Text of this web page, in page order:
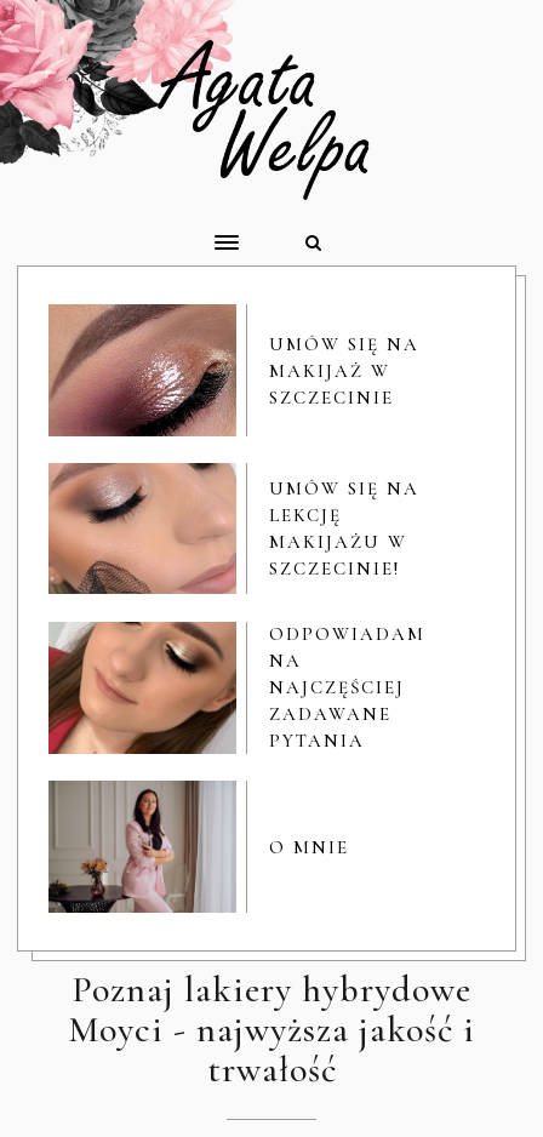
UMÓW SIĘ NA
MAKIJAŻ W
SZCZECINIE
UMÓW SIĘ NA
LEKCJĘ
MAKIJAŻU W
SZCZECINIE!
ODPOWIADAM
NA
NAJCZĘŚCIEJ
ZADAWANE
PYTANIA
O MNIE
Poznaj lakiery hybrydowe
Moyci - najwyższa jakość i
trwałość